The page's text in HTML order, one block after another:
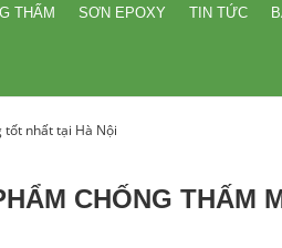
THẤM SƠN EPOXY TIN TỨC
tốt nhất tại Hà Nội
CHỐNG THẤM